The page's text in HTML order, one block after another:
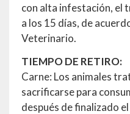
con alta infestación, el
a los 15 días, de
Veterinario.
TIEMPO DE RETIRO:
Carne: Los animales
sacrificarse para
después de finalizado